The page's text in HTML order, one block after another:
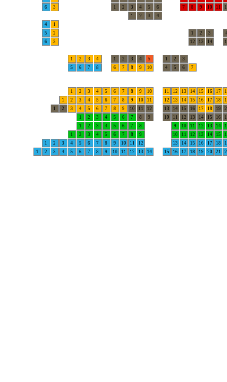
6
3 1 2 3 4 5 6 7 8 9 10 11
1
2 3
4
4
1
5
2 1 2 3
6
3 12 13 14
1 2 3 4 1 2 3 4 5 1 2
3
5
6 7 8 6 7 8 9 10 4 5 6 7
1 2 3 4 5 6 7 8 9 10 11 12 13 14 15 16 17
1
2 3 4 5 6 7 8 9 10 11 12 13 14 15 16 17 18
1
2 3 4 5 6 7 8 9 10 11 12 13 14 15 16 17 18 19
1
2 3 4 5 6 7 8 9 10 11 12 13 14 15 16
1
2 3 4 5 6 7 8 9 10 11 12 13 14
1
2 3 4 5 6 7 8 9 10 11 12 13 14 15
1
2 3 4 5 6 7 8 9 10 11 12 13 14 15 16 17 18
1
2 3 4 5 6 7 8 9 10 11 12 13 14 15 16 17 18 19 20 21